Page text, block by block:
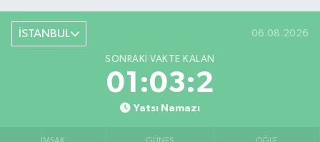
İSTANBUL 06.08.2026
SONRAKI VAKTE KALAN
01:03:2
Yatsı Namazı